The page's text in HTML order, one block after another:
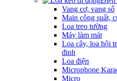
Vang cơ, vang số
Main công suất,
Loa treo tường
Máy làm mát
Loa cây, loa hội
đinh
Loa điện
Microphone
Micro